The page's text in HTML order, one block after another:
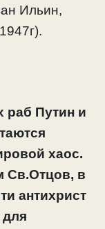
Ильин,
раб Путин и
хаос.
Св.Отцов, в
антихрист
для